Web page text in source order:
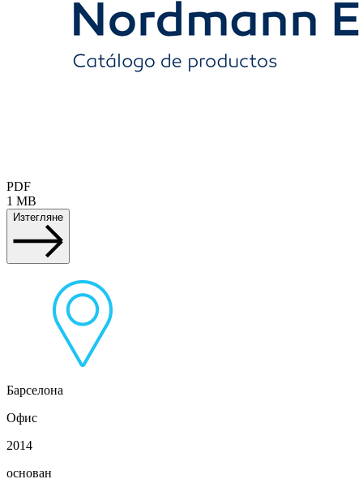
PDF
1 MB
Изтегляне
Барселона
Офис
2014
основан